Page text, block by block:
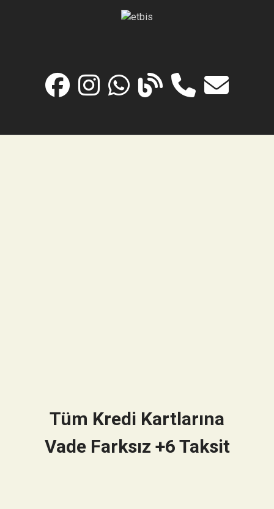
Tüm Kredi Kartlarına
Vade Farksız +6 Taksit